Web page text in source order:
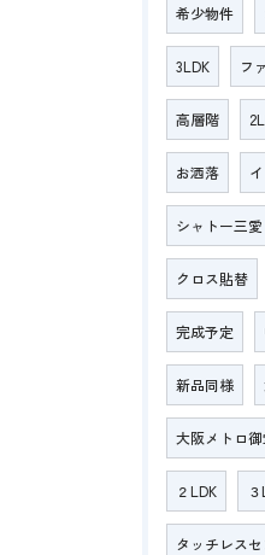
希少物件
3LDK フ
高層階
お洒落
シャトー三愛
クロス貼替
完成予定
新品同様
大阪メトロ
２LDK
タッチレス